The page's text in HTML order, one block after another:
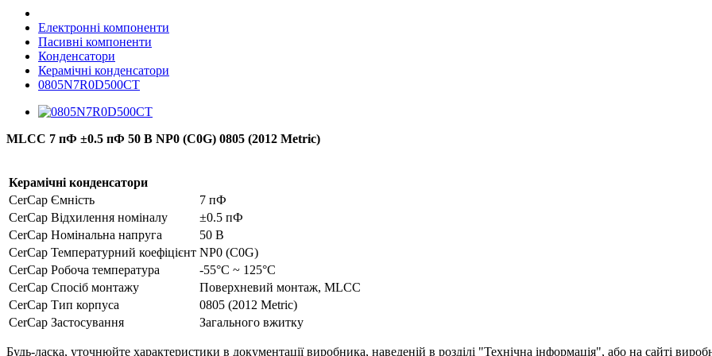
Електронні компоненти
Пасивні компоненти
Конденсатори
Керамічні конденсатори
0805N7R0D500CT
MLCC 7 пФ ±0.5 пФ 50 В NP0 (C0G) 0805 (2012 Metric)
Керамічні конденсатори
CerCap Ємність
7 пФ
CerCap Відхилення номіналу
±0.5 пФ
CerCap Номінальна напруга
50 В
CerCap Температурний коефіцієнт NP0 (C0G)
CerCap Робоча температура
-55°C ~ 125°C
CerCap Спосіб монтажу
Поверхневий монтаж, MLCC
CerCap Тип корпуса
0805 (2012 Metric)
CerCap Застосування
Загального вжитку
Будь-ласка, уточнюйте характеристики в документації виробника, наведеній в розділі "Технічна інформація", або на сайті